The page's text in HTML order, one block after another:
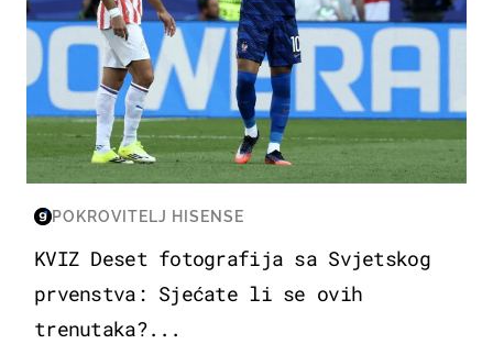
POKROVITELJ HISENSE
KVIZ Deset fotografija sa Svjetskog
prvenstva: Sjećate li se ovih
trenutaka?...